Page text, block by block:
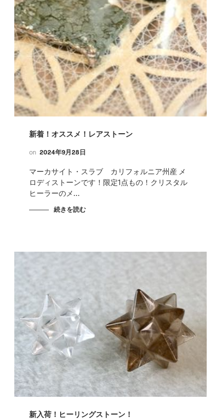
新着！オススメ！レアストーン
on 2024年9月28日
マーカサイト・スラブ カリフォルニア州産 メ
ロディストーンです！限定1点もの！クリスタル
ヒーラーのメ…
続きを読む
新入荷！ヒーリングストーン！